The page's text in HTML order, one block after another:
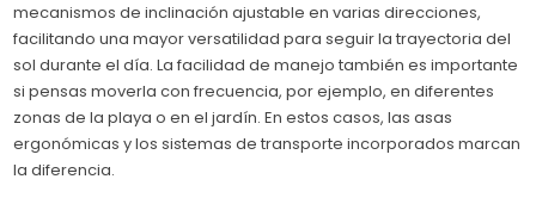
mecanismos de inclinación ajustable en varias direcciones,
facilitando una mayor versatilidad para seguir la trayectoria del
sol durante el día. La facilidad de manejo también es importante
si pensas moverla con frecuencia, por ejemplo, en diferentes
zonas de la playa o en el jardín. En estos casos, las asas
ergonómicas y los sistemas de transporte incorporados marcan
la diferencia.